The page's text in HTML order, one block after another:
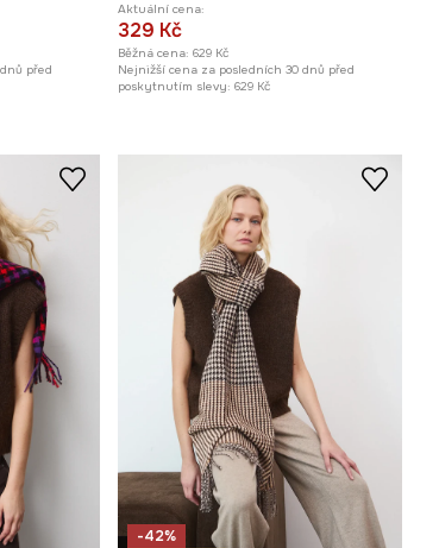
před
Aktuální cena:
329 Kč
Běžná cena: 629 Kč
Nejnižší cena za posledních 30 dnů před
poskytnutím slevy: 629 Kč
-42%